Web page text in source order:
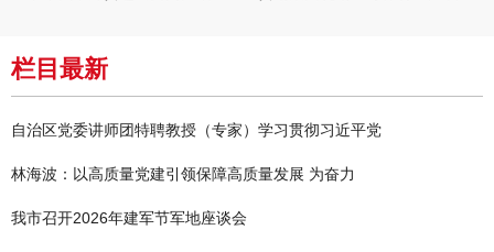
栏目最新
自治区党委讲师团特聘教授（专家）学习贯彻习近平党
林海波：以高质量党建引领保障高质量发展 为奋力
我市召开2026年建军节军地座谈会